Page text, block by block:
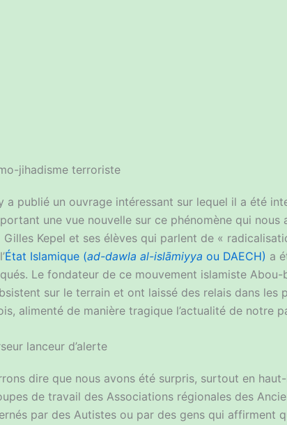
jihadisme terroriste
a publié un ouvrage intéressant sur lequel il a été
une vue nouvelle sur ce phénomène qui
Kepel et ses élèves qui parlent de «
État Islamique (ad-dawla al-islāmiyya ou DAECH) a
Le fondateur de ce mouvement islamiste
sur le terrain et ont laissé des relais dans
alimenté de manière tragique l’actualité de notre
lanceur d’alerte
dire que nous avons été surpris, surtout en
de travail des Associations régionales des
par des Autistes ou par des gens qui affirment